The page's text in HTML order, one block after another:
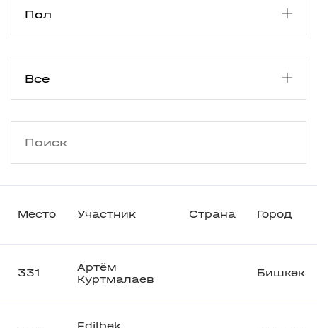
Место Участник Страна Город
331
Артём
Куртмалаев
Бишкек